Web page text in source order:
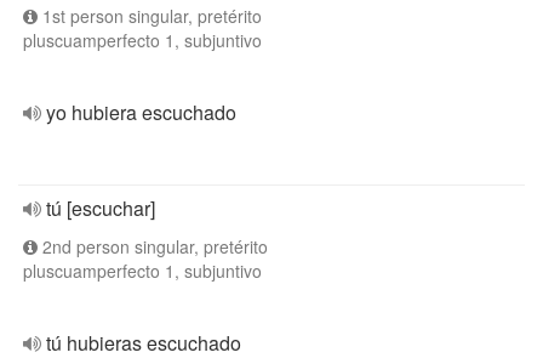
1st person singular, pretérito
pluscuamperfecto 1, subjuntivo
yo hubiera escuchado
tú [escuchar]
2nd person singular, pretérito
pluscuamperfecto 1, subjuntivo
tú hubieras escuchado